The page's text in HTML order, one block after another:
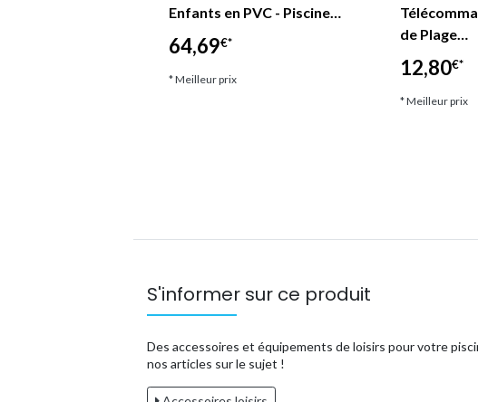
Enfants en PVC - Piscine…
64,69€*
* Meilleur prix
de Plage…
12,80€*
* Meilleur prix
S'informer sur ce produit
Des accessoires et équipements de loisirs pour votre
nos articles sur le sujet !